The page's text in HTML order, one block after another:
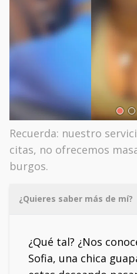
Recuerda: nuestro
citas, no ofrecemos
burgos.
¿Quieres saber más de mí?
¿Qué tal? ¿Nos
Sofia, una chica